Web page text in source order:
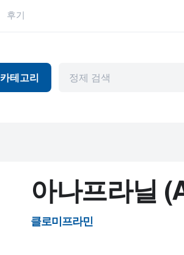
후기
카테고리
피임
내부용
아나프라닐
클로미프라민